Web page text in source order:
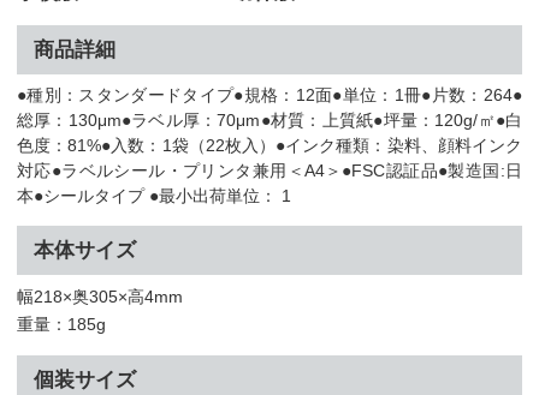
商品詳細
●種別：スタンダードタイプ●規格：12面●単位：1冊●片数：264●
総厚：130μm●ラベル厚：70μm●材質：上質紙●坪量：120g/㎡●白
色度：81%●入数：1袋（22枚入）●インク種類：染料、顔料インク
対応●ラベルシール・プリンタ兼用＜A4＞●FSC認証品●製造国:日
本●シールタイプ ●最小出荷単位： 1
本体サイズ
幅218×奥305×高4mm
重量：185g
個装サイズ